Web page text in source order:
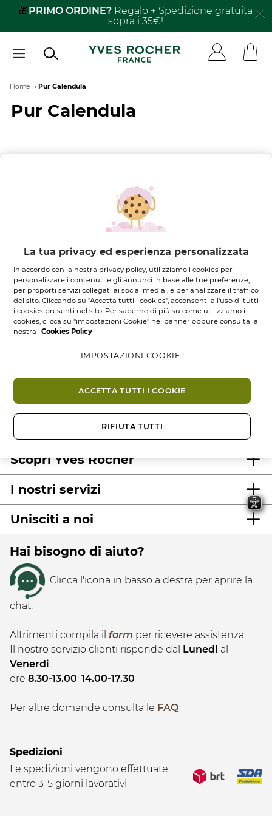
Salta
principale
🎁PRIMO ORDINE? Regalo + Spedizione gratuita
sopra i 35€!
Breadcrumb
Home Pur Calendula
Pur Calendula
Scopri Yves Rocher
I nostri servizi
Unisciti a noi
Hai bisogno di aiuto?
Clicca l'icona in basso a destra per aprire la
chat.
Altrimenti compila il form per ricevere assistenza.
Il nostro servizio clienti risponde dal Lunedi al
Venerdi;
ore 8.30-13.00; 14.00-17.30
Per altre domande consulta le FAQ
Spedizioni
Le spedizioni vengono effettuate
entro 3-5 giorni lavorativi
La tua privacy ed esperienza personalizzata
In accordo con la nostra privacy policy, utilizziamo i cookies per
personalizzare i contenuti e gli annunci in base alle tue preferenze,
per proporti servizi collegati ai social media , e per analizzare il traffico
del sito. Cliccando su "Accetta tutti i cookies", acconsenti all'uso di tutti
i cookies presenti nel sito. Per saperne di più su come utilizziamo i
cookies, clicca su "impostazioni Cookie" nel banner oppure consulta la
nostra
Cookies Policy
RIFIUTA TUTTI
ACCETTA TUTTI I COOKIE
IMPOSTAZIONI COOKIE